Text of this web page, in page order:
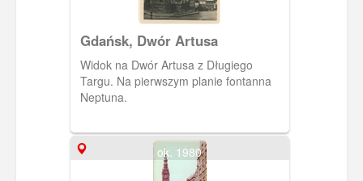
Gdańsk, Dwór Artusa
Widok na Dwór Artusa z Długiego
Targu. Na pierwszym planie fontanna
Neptuna.
ok. 1980